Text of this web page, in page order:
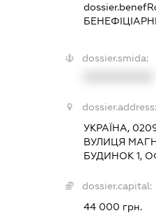
dossier.smida:
dossier.address:
УКРАЇНА,
ВУЛИЦЯ
БУДИНОК 1,
dossier.capital:
44 000 грн.